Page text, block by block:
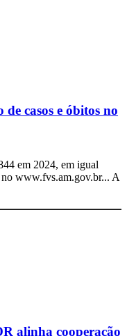
casos e óbitos no
em 2024, em igual
www.fvs.am.gov.br... A
alinha cooperação